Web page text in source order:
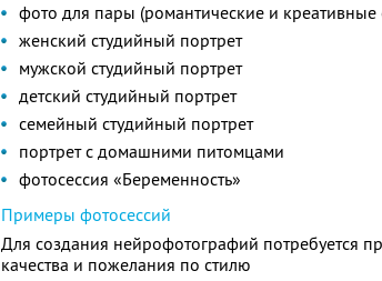
фото для пары (романтические и
женский студийный портрет
мужской студийный портрет
детский студийный портрет
семейный студийный портрет
портрет с домашними питомцами
фотосессия «Беременность»
Примеры фотосессий
Для создания нейрофотографий потребуется
качества и пожелания по стилю